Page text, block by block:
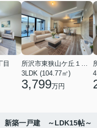
目
所沢市東狭山ケ丘１丁目
3LDK (104.77㎡)
3,799万円
新築一戸建 ～LDK15帖～